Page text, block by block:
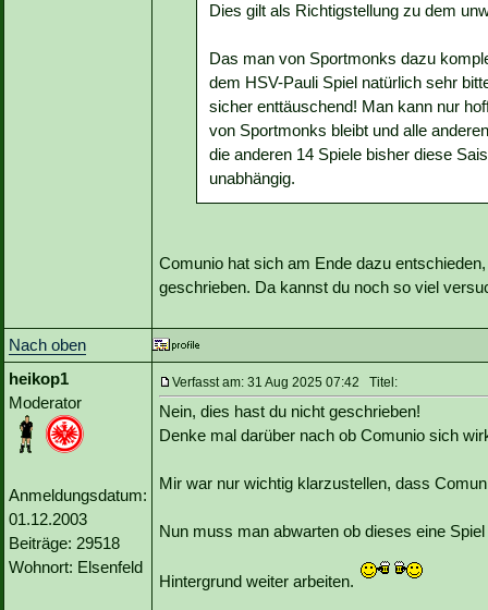
Dies gilt als Richtigstellung zu dem
Das man von Sportmonks dazu
dem HSV-Pauli Spiel natürlich sehr
sicher enttäuschend! Man kann nur
von Sportmonks bleibt und alle
die anderen 14 Spiele bisher diese
unabhängig.
Comunio hat sich am Ende dazu
geschrieben. Da kannst du noch so viel
Nach oben
heikop1
Moderator
Anmeldungsdatum:
01.12.2003
Beiträge: 29518
Wohnort: Elsenfeld
Verfasst am: 31 Aug 2025 07:42 Titel:
Nein, dies hast du nicht geschrieben!
Denke mal darüber nach ob Comunio sich
Mir war nur wichtig klarzustellen, dass
Nun muss man abwarten ob dieses eine
Hintergrund weiter arbeiten.